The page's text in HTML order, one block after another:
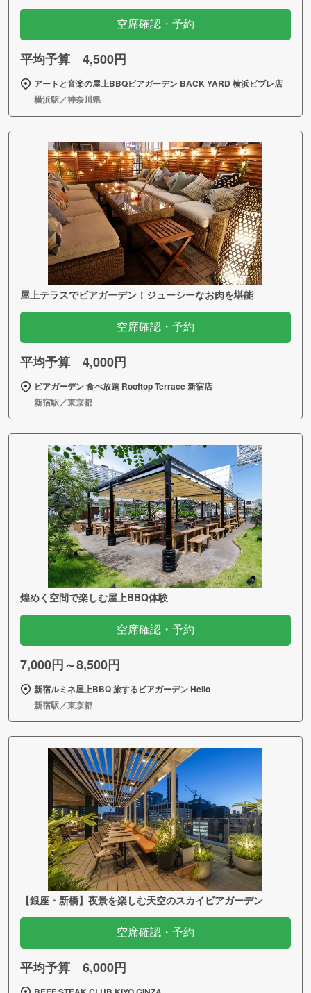
空席確認・予約
平均予算 4,500円
アートと音楽の屋上BBQビアガーデン BACK YARD 横浜ビブレ店
横浜駅／神奈川県
屋上テラスでビアガーデン！ジューシーなお肉を堪能
空席確認・予約
平均予算 4,000円
ビアガーデン 食べ放題 Rooftop Terrace 新宿店
新宿駅／東京都
煌めく空間で楽しむ屋上BBQ体験
空席確認・予約
7,000円～8,500円
新宿ルミネ屋上BBQ 旅するビアガーデン Hello
新宿駅／東京都
【銀座・新橋】夜景を楽しむ天空のスカイビアガーデン
空席確認・予約
平均予算 6,000円